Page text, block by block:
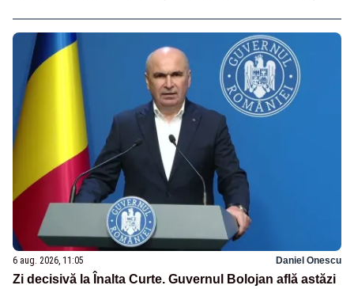
6 aug. 2026, 11:05 Daniel Onescu
Zi decisivă la Înalta Curte. Guvernul Bolojan află astăzi